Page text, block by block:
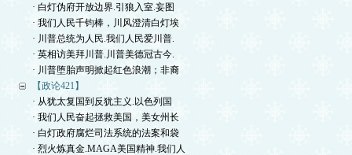
· 白灯伪府开放边界.引狼入室.妄图
· 我们人民千钧棒，川风澄清白灯埃
· 川普总统为人民.我们人民爱川普.
· 英相访美拜川普.川普美德冠古今.
· 川普堕胎声明掀起红色浪潮；非裔
【政论421】
· 从犹太复国到反犹主义.以色列国
· 我们人民奋起拯救美国，美女州长
· 白灯政府腐烂司法系统的法案和袋
· 烈火炼真金.MAGA美国精神.我们人